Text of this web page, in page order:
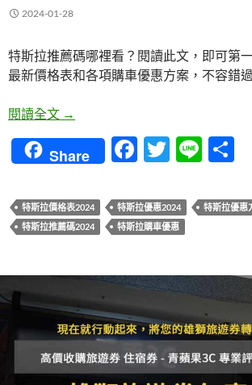
2024-01-28
特斯拉推薦碼哪裡看？閱讀此文，即可第
最新價格表和各項購車優惠方案，不容錯
閱讀全文 特斯拉推薦碼哪裡看？2024年
→
Share
F
e
b
o
k
T
itt
er
Li
e
特斯拉價格表2024 特斯拉優惠2024 特斯拉優惠
特斯拉推薦碼2024
特斯拉購車優惠